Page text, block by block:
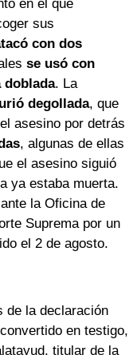
en el que
sus
con dos
se usó con
doblada. La
degollada, que
asesino por detrás
, algunas de ellas
el asesino siguió
ya estaba muerta.
la Oficina de
Suprema por un
el 2 de agosto.
de la declaración
en testigo,
titular de la